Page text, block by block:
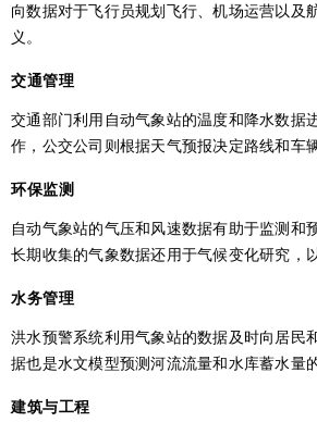
向数据对于飞行员规划飞行、机场运营以及
义。
交通管理
交通部门利用自动气象站的温度和降水数据
作，公交公司则根据天气预报决定路线和车
环保监测
自动气象站的气压和风速数据有助于监测和
长期收集的气象数据还用于气候变化研究，
水务管理
洪水预警系统利用气象站的数据及时向居民
据也是水文模型预测河流流量和水库蓄水量
建筑与工程